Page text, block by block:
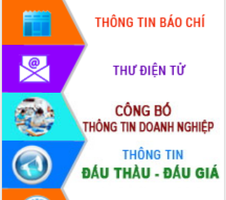
Đắk Lắk nỗ lực thúc đẩy tăng trưởng
kinh tế từ 10% trở lên trong Quý
II/2026
Đắk Lắk ký kết thỏa thuận hợp tác về
chuyển đổi số giai đoạn 2026 – 2030
với Tập đoàn Bưu chính Viễn thông
Việt Nam
Thứ trưởng Bộ Y tế làm việc với tỉnh
Đắk Lắk về phát triển nhân lực y tế
cho trạm y tế cấp xã
Du lịch Đắk Lắk nâng tầm trải nghiệm
du khách thông qua Hệ thống cơ sở dữ
liệu và Bản đồ số
Tập huấn ứng dụng trí tuệ nhân tạo (AI)
trong thương mại điện tử năm 2026
Đoàn đại biểu Quốc hội tỉnh Đắk Lắk
trao đổi thông tin trước Kỳ họp thứ
nhất, Quốc hội khóa XVI